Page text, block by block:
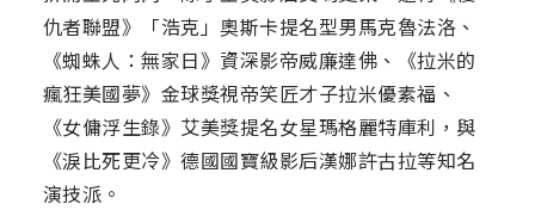
仇者聯盟》「浩克」奧斯卡提名型男馬克魯法洛、
《蜘蛛人：無家日》資深影帝威廉達佛、《拉米的
瘋狂美國夢》金球獎視帝笑匠才子拉米優素福、
《女傭浮生錄》艾美獎提名女星瑪格麗特庫利，與
《淚比死更冷》德國國寶級影后漢娜許古拉等知名
演技派。